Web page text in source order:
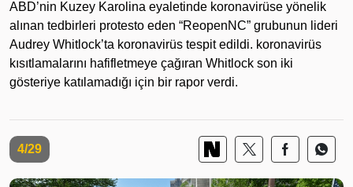
ABD’nin Kuzey Karolina eyaletinde koronavirüse yönelik
alınan tedbirleri protesto eden “ReopenNC” grubunun lideri
Audrey Whitlock’ta koronavirüs tespit edildi. koronavirüs
kısıtlamalarını hafifletmeye çağıran Whitlock son iki
gösteriye katılamadığı için bir rapor verdi.
4/29